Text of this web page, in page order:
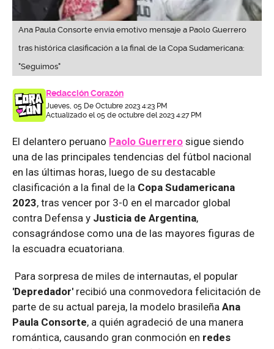
Ana Paula Consorte envía emotivo mensaje a Paolo Guerrero
tras histórica clasificación a la final de la Copa Sudamericana:
"Seguimos"
Redacción Corazón
Jueves, 05 De Octubre 2023 4:23 PM
Actualizado el 05 de octubre del 2023 4:27 PM
El delantero peruano Paolo Guerrero sigue siendo
una de las principales tendencias del fútbol nacional
en las últimas horas, luego de su destacable
clasificación a la final de la Copa Sudamericana
2023, tras vencer por 3-0 en el marcador global
contra Defensa y Justicia de Argentina,
consagrándose como una de las mayores figuras de
la escuadra ecuatoriana.
Para sorpresa de miles de internautas, el popular
'Depredador' recibió una conmovedora felicitación de
parte de su actual pareja, la modelo brasileña Ana
Paula Consorte, a quién agradeció de una manera
romántica, causando gran conmoción en redes